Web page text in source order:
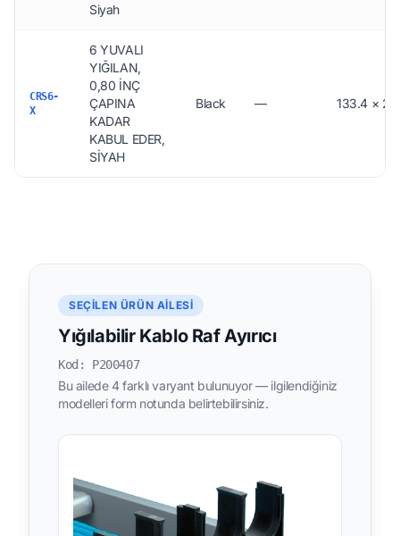
Siyah
CRS6-
X
6 YUVALI
YIĞILAN,
0,80 İNÇ
ÇAPINA
KADAR
KABUL EDER,
SİYAH
Black — 133.4 ×
SEÇILEN ÜRÜN AILESI
Yığılabilir Kablo Raf Ayırıcı
Kod: P200407
Bu ailede 4 farklı varyant bulunuyor — ilgilendiğiniz
modelleri form notunda belirtebilirsiniz.